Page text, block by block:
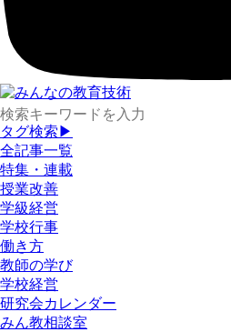
タグ検索▶
全記事一覧
特集・連載
授業改善
学級経営
学校行事
働き方
教師の学び
学校経営
研究会カレンダー
みん教相談室